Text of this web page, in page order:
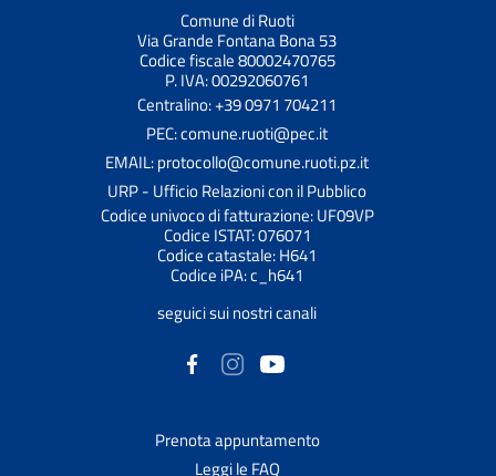
Comune di Ruoti
Via Grande Fontana Bona 53
Codice fiscale 80002470765
P. IVA: 00292060761
Centralino: +39 0971 704211
PEC: comune.ruoti@pec.it
EMAIL: protocollo@comune.ruoti.pz.it
URP - Ufficio Relazioni con il Pubblico
Codice univoco di fatturazione: UF09VP
Codice ISTAT: 076071
Codice catastale: H641
Codice iPA: c_h641
seguici sui nostri canali
Prenota appuntamento
Leggi le FAQ